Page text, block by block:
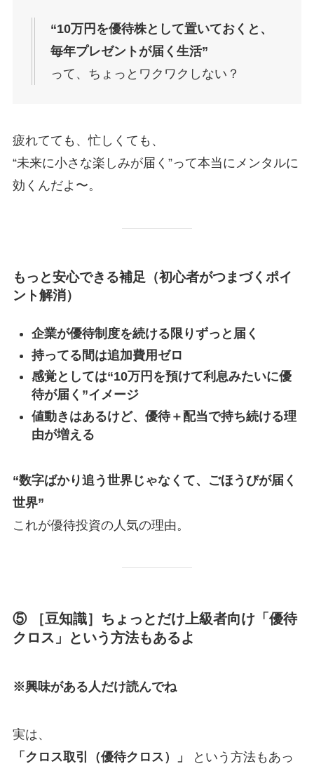
“10万円を優待株として置いておくと、
毎年プレゼントが届く生活”
って、ちょっとワクワクしない？
疲れてても、忙しくても、
“未来に小さな楽しみが届く”って本当にメンタルに
効くんだよ〜。
もっと安心できる補足（初心者がつまづくポイ
ント解消）
企業が優待制度を続ける限りずっと届く
持ってる間は追加費用ゼロ
感覚としては“10万円を預けて利息みたいに優
待が届く”イメージ
値動きはあるけど、優待＋配当で持ち続ける理
由が増える
“数字ばかり追う世界じゃなくて、ごほうびが届く
世界”
これが優待投資の人気の理由。
⑤ ［豆知識］ちょっとだけ上級者向け「優待
クロス」という方法もあるよ
※興味がある人だけ読んでね
実は、
「クロス取引（優待クロス）」
という方法もあっ